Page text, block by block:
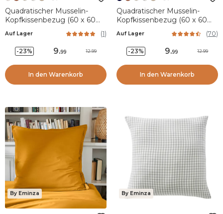
Quadratischer Musselin-
Kopfkissenbezug (60 x 60
Auf Lager (1)
-23% 9.99 12.99
In den Warenkorb
Quadratischer Musselin-
Kopfkissenbezug (60 x 60
Auf Lager (70)
-23% 9.99 12.99
In den Warenkorb
By Eminza By Eminza